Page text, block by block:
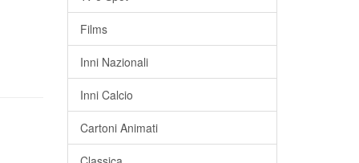
Films
Inni Nazionali
Inni Calcio
Cartoni Animati